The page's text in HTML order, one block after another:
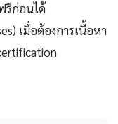
รีก่อนได้
เมื่อต้องการเนื้อหา